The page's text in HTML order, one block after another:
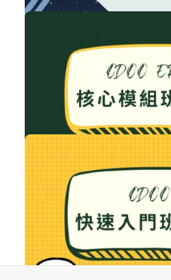
2022 iThome 鐵人賽
iThome 鐵人賽
購買後有效期限：課程下架時
2551
77
Odoo ERP 核心模組班 PLUS
Odoo 課程
購買後有效期限：課程下架時